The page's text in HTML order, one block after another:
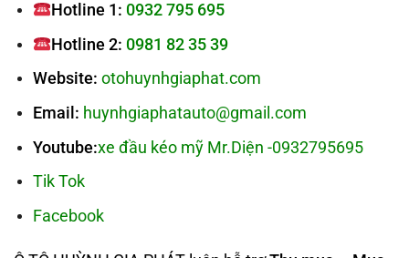
Hotline 1: 0932 795 695
Hotline 2: 0981 82 35 39
Website: otohuynhgiaphat.com
Email: huynhgiaphatauto@gmail.com
Youtube:xe đầu kéo mỹ Mr.Diện -0932795695
Tik Tok
Facebook